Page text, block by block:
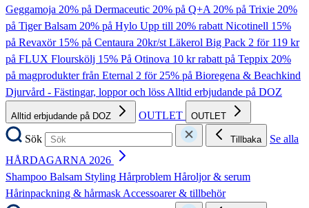
Geggamoja 20% på Dermaceutic 20% på Q+A20% på Trixie 20%
på Tiger Balsam 20% på Hylo Upp till 20% rabatt Nicotinell 15%
på Revaxör 15% på Centaura 20kr/st Läkerol Big Pack 2 för 119 kr
på FLUX Flourskölj 15% På Otinova 10 kr rabatt på Teppix 20%
på magprodukter från Eternal 2 för 25% på Bioregena & Beachkind
Djurvård - Fästingar, loppor och lössAlltid erbjudande på DOZ
Alltid erbjudande på DOZ OUTLET OUTLET
Sök Tillbaka
Se alla
HÅRDAGARNA 2026
Shampoo Balsam Styling Hårproblem Håroljor & serum
Hårinpackning & hårmaskAccessoarer & tillbehör